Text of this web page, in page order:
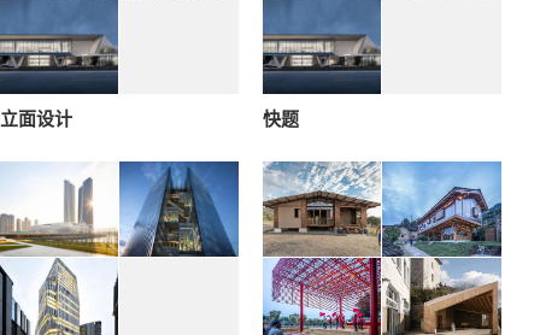
立面设计 快题